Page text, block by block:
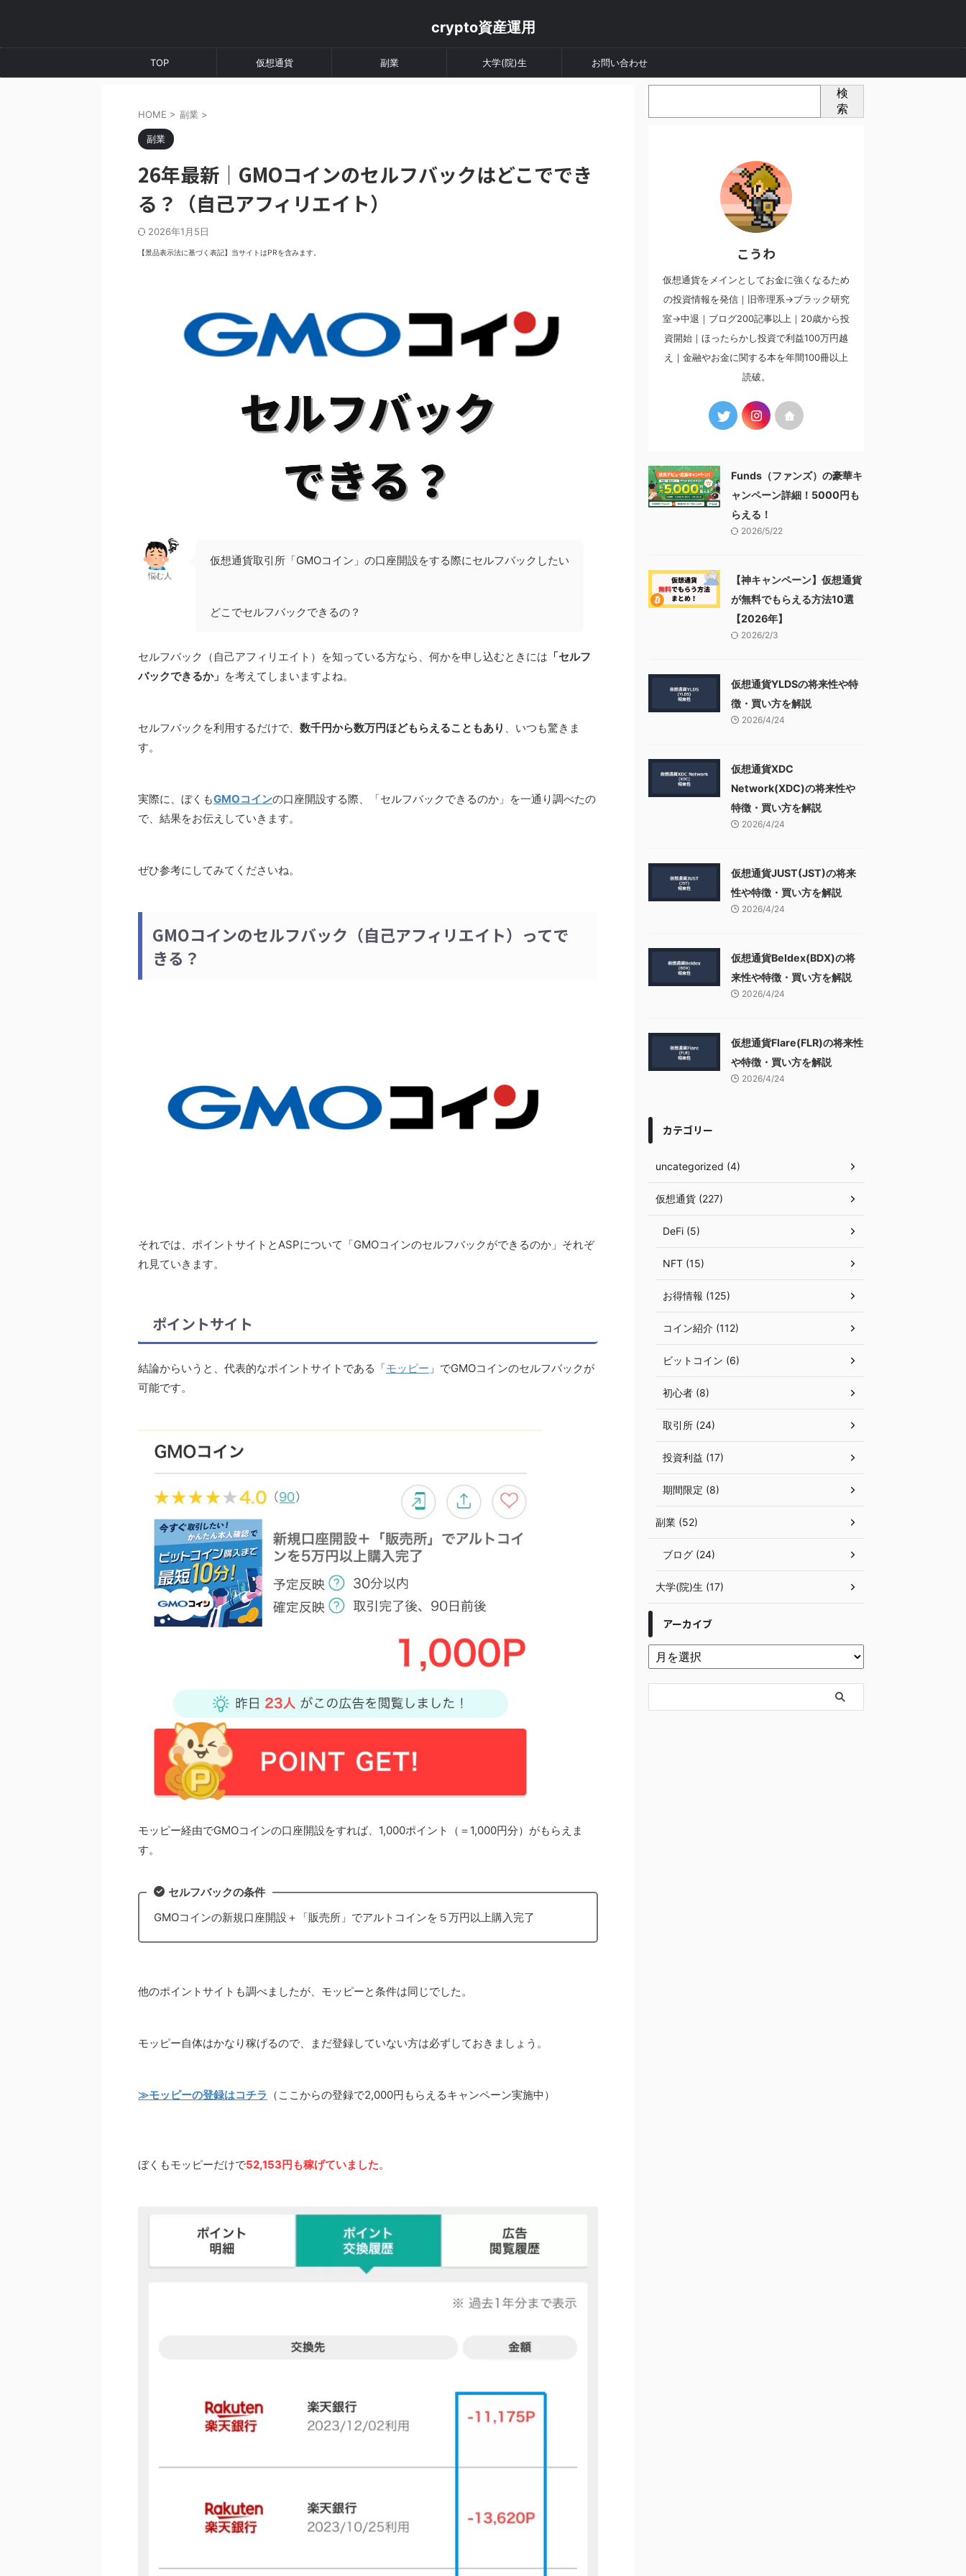
crypto資産運用
TOP 仮想通貨 副業 大学(院)生 お問い合わせ
HOME > 副業 >
副業
26年最新｜GMOコインのセルフバックはどこででき
る？（自己アフィリエイト）
2026年1月5日
【景品表示法に基づく表記】当サイトはPRを含みます。
悩む人
仮想通貨取引所「GMOコイン」の口座開設をする際にセルフバックしたい
どこでセルフバックできるの？
セルフバック（自己アフィリエイト）を知っている方なら、何かを申し込むときには 「セルフ
バックできるか」 を考えてしまいますよね。
セルフバックを利用するだけで、 数千円から数万円ほどもらえることもあり 、いつも驚きま
す。
実際に、ぼくもGMOコインの口座開設する際、「セルフバックできるのか」を一通り調べたの
で、結果をお伝えしていきます。
ぜひ参考にしてみてくださいね。
GMOコインのセルフバック（自己アフィリエイト）ってで
きる？
それでは、ポイントサイトとASPについて「GMOコインのセルフバックができるのか」それぞ
れ見ていきます。
ポイントサイト
結論からいうと、代表的なポイントサイトである「モッピー 」でGMOコインのセルフバックが
可能です。
モッピー経由でGMOコインの口座開設をすれば、1,000ポイント（＝1,000円分）がもらえま
す。
セルフバックの条件
GMOコインの新規口座開設＋「販売所」でアルトコインを５万円以上購入完了
他のポイントサイトも調べましたが、モッピーと条件は同じでした。
モッピー自体はかなり稼げるので、まだ登録していない方は必ずしておきましょう。
≫モッピーの登録はコチラ （ここからの登録で2,000円もらえるキャンペーン実施中）
ぼくもモッピーだけで52,153円も稼げていました。
検
索
こうわ
仮想通貨をメインとしてお金に強くなるため
の投資情報を発信｜旧帝理系→ブラック研究
室→中退｜ブログ200記事以上｜20歳から投
資開始｜ほったらかし投資で利益100万円越
え｜金融やお金に関する本を年間100冊以上
読破。
Funds（ファンズ）の豪華キ
ャンペーン詳細！5000円も
らえる！
2026/5/22
【神キャンペーン】仮想通貨
が無料でもらえる方法10選
【2026年】
2026/2/3
仮想通貨YLDSの将来性や特
徴・買い方を解説
2026/4/24
仮想通貨XDC
Network(XDC)の将来性や
特徴・買い方を解説
2026/4/24
仮想通貨JUST(JST)の将来
性や特徴・買い方を解説
2026/4/24
仮想通貨Beldex(BDX)の将
来性や特徴・買い方を解説
2026/4/24
仮想通貨Flare(FLR)の将来性
や特徴・買い方を解説
2026/4/24
カテゴリー
uncategorized (4)
仮想通貨 (227)
DeFi (5)
NFT (15)
お得情報 (125)
コイン紹介 (112)
ビットコイン (6)
初心者 (8)
取引所 (24)
投資利益 (17)
期間限定 (8)
副業 (52)
ブログ (24)
大学(院)生 (17)
アーカイブ